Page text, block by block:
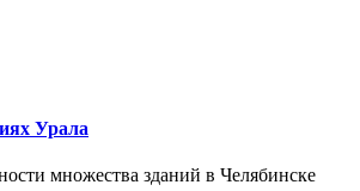
Урала
множества зданий в Челябинске